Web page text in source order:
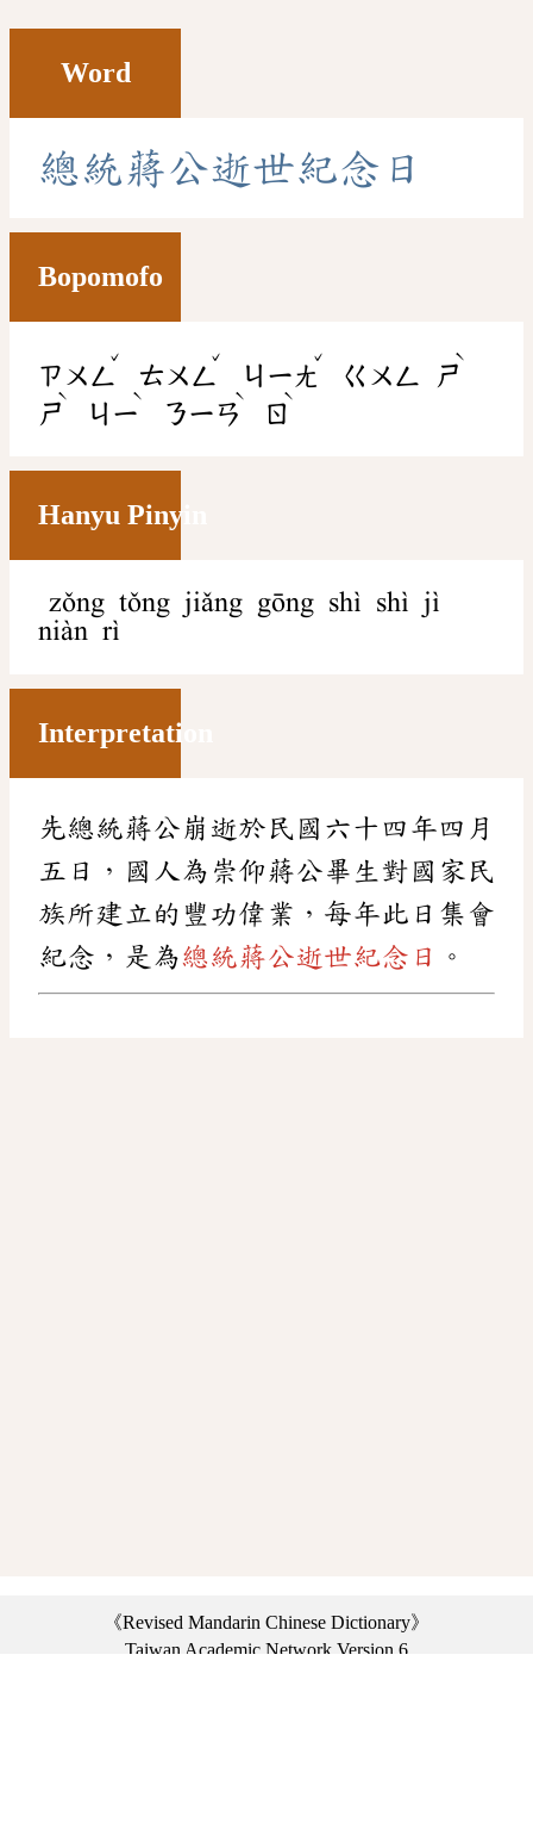
Word
總統蔣公逝世紀念 日
Bopomofo
ㄗㄨㄥ
ˇ
ㄊㄨㄥ
ˇ
ㄐㄧㄤ
ˇ
ㄍㄨㄥ ㄕ
ˋ
ㄕ
ˋ
ㄐㄧ
ˋ
ㄋㄧㄢ
ˋ
ㄖ
ˋ
Hanyu Pinyin
zǒng tǒng jiǎng gōng shì shì jì
niàn rì
Interpretation
先總統蔣公崩逝於民國六十四年四月
五日，國人為崇仰蔣公畢生對國家民
族所建立的豐功偉業，每年此日集會
紀念，是為總統蔣公逝世紀念日 。
《Revised Mandarin Chinese Dictionary》
Taiwan Academic Network Version 6